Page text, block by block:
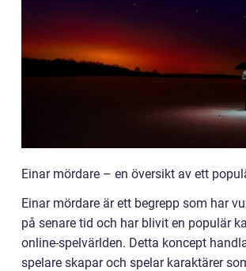
Einar mördare – en översikt av ett
Einar mördare är ett begrepp som har
på senare tid och har blivit en populär
online-spelvärlden. Detta koncept
spelare skapar och spelar karaktärer